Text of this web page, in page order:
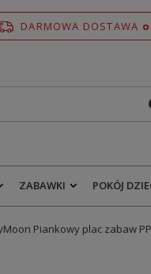
DARMOWA DOSTAWA
ZABAWKI POKÓJ
Piankowy plac zabaw